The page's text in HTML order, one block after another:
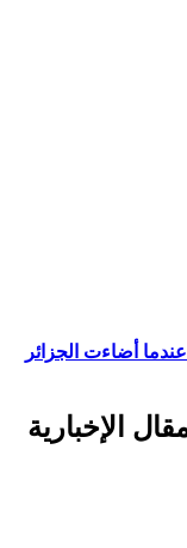
أضاءت الجزائر
الإخبارية